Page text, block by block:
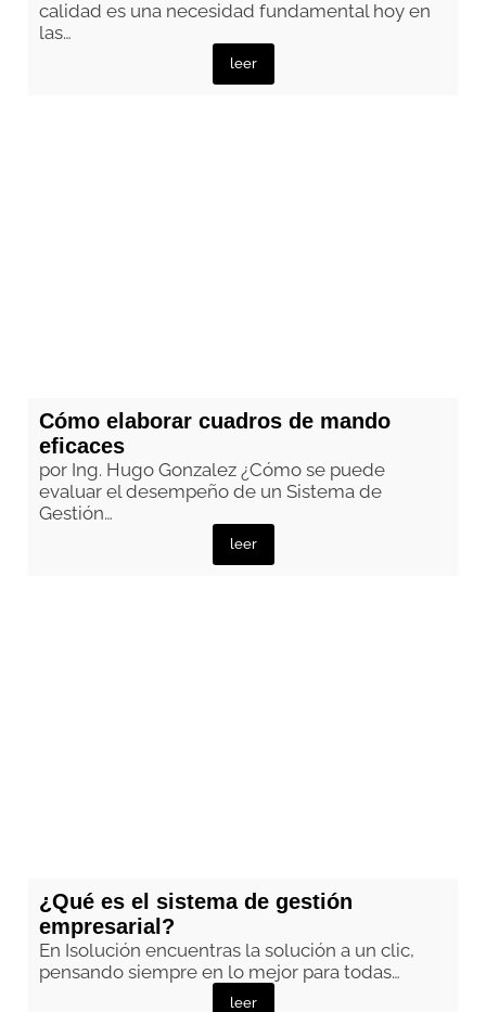
calidad es una necesidad fundamental hoy en
las…
leer
Cómo elaborar cuadros de mando
eficaces
por Ing. Hugo Gonzalez ¿Cómo se puede
evaluar el desempeño de un Sistema de
Gestión…
leer
¿Qué es el sistema de gestión
empresarial?
En Isolución encuentras la solución a un clic,
pensando siempre en lo mejor para todas…
leer